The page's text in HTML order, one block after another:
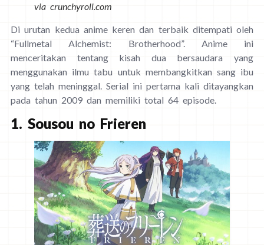
via crunchyroll.com
Di urutan kedua anime keren dan terbaik ditempati oleh
“Fullmetal Alchemist: Brotherhood”. Anime ini
menceritakan tentang kisah dua bersaudara yang
menggunakan ilmu tabu untuk membangkitkan sang ibu
yang telah meninggal. Serial ini pertama kali ditayangkan
pada tahun 2009 dan memiliki total 64 episode.
1. Sousou no Frieren